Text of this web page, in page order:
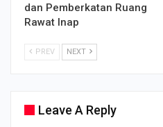
dan Pemberkatan Ruang
Rawat Inap
PREV NEXT
Leave A Reply